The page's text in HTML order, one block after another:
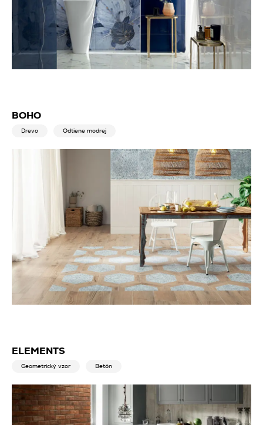
BOHO
Drevo Odtiene modrej
ELEMENTS
Geometrický vzor Betón